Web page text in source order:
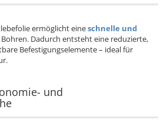
ermöglicht eineschnelle und
Dadurch entsteht eine reduzierte,
Befestigungselemente – ideal für
und